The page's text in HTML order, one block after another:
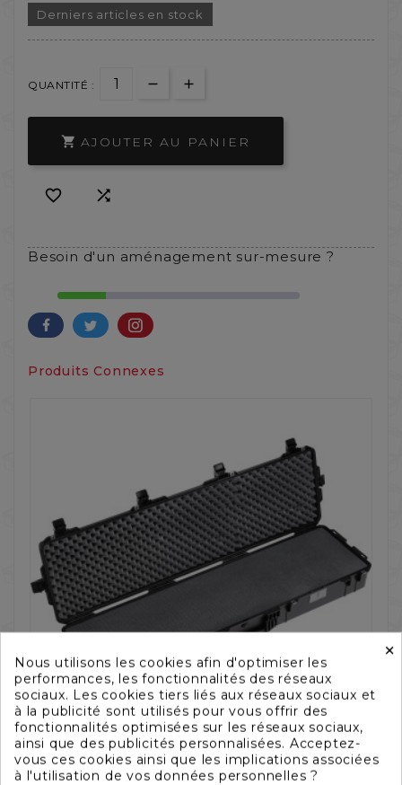
Derniers articles en stock
QUANTITÉ :
 AJOUTER AU PANIER
 
Besoin d'un aménagement sur-mesure ?
Produits Connexes
  
×
Nous utilisons les cookies afin d'optimiser les
performances, les fonctionnalités des réseaux
sociaux. Les cookies tiers liés aux réseaux sociaux et
à la publicité sont utilisés pour vous offrir des
fonctionnalités optimisées sur les réseaux sociaux,
ainsi que des publicités personnalisées. Acceptez-
vous ces cookies ainsi que les implications associées
à l'utilisation de vos données personnelles ?